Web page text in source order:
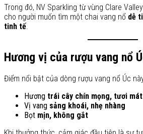
Trong đó, NV Sparkling từ vùng Clare
cho người muốn tìm một chai vang nổ dễ
tinh tế.
Hương vị của rượu vang nổ
Điểm nổi bật của dòng rượu vang nổ Úc
Hương trái cây chín mọng, tươi mát
Vị vang sảng khoái, nhẹ nhàng
Bọt mịn, không gắt